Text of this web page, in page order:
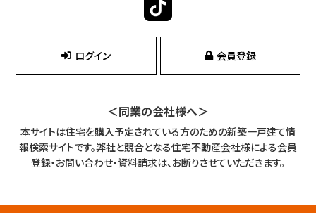
ログイン 会員登録
＜同業の会社様へ＞
本サイトは住宅を購入予定されている方のための新築一戸建て情
報検索サイトです。弊社と競合となる住宅不動産会社様による会員
登録・お問い合わせ・資料請求は、お断りさせていただきます。